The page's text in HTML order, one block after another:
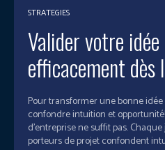
STRATEGIES
Valider votre idée
efficacement dès
Pour transformer une bonne idée
confondre intuition et
d'entreprise ne suffit pas.
porteurs de projet confondent